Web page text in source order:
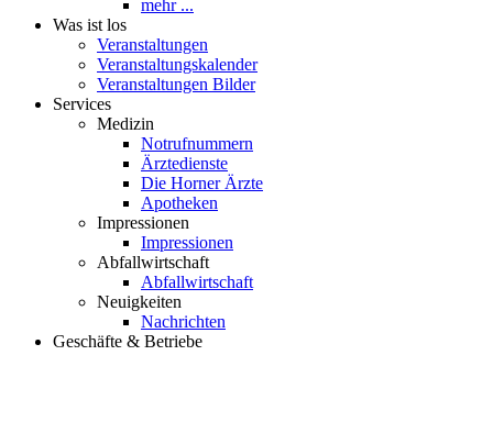
mehr ...
Was ist los
Veranstaltungen
Veranstaltungskalender
Veranstaltungen Bilder
Services
Medizin
Notrufnummern
Ärztedienste
Die Horner Ärzte
Apotheken
Impressionen
Impressionen
Abfallwirtschaft
Abfallwirtschaft
Neuigkeiten
Nachrichten
Geschäfte & Betriebe